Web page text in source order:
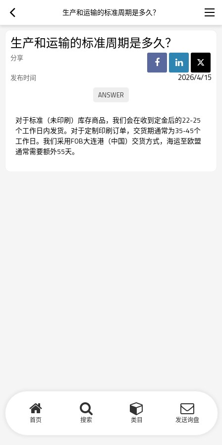
生产和运输的标准周期是多久？
生产和运输的标准周期是多久？
分享
发布时间
2026/4/15
对于标准（未印刷）库存商品，我们会在收到定金后的22-25
个工作日内发货。对于定制印刷订单，交货期通常为35-45个
工作日。我们采用FOB大连港（中国）交货方式，海运至欧盟
通常需要额外55天。
首页 搜索 类目 发送询盘